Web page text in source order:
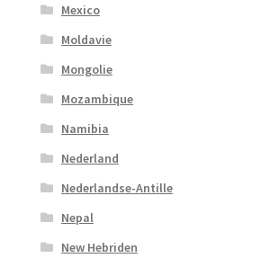
Mexico
Moldavie
Mongolie
Mozambique
Namibia
Nederland
Nederlandse-Antille
Nepal
New Hebriden